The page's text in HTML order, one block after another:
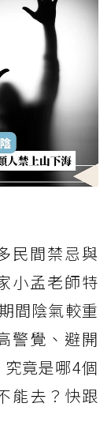
民間禁忌與
小孟老師特
間陰氣較重
警覺、避開
竟是哪4個
能去？快跟